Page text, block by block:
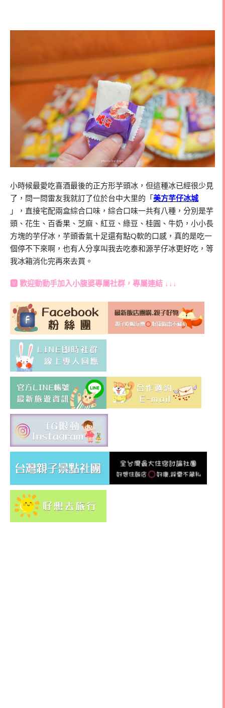
小時候最愛吃喜酒最後的正方形芋頭冰，但這種冰已經很少見
了，問一問雷友我就訂了位於台中大里的「美方芋仔冰城
」，直接宅配兩盒綜合口味，綜合口味一共有八種，分別是芋
頭、花生、百香果、芝麻、紅豆、綠豆、桂圓、牛奶，小小長
方塊的芋仔冰，芋頭香氣十足還有點Q軟的口感，真的是吃一
個停不下來啊，也有人分享叫我去吃泰和源芋仔冰更好吃，等
我冰箱消化完再來去買。
🆅 歡迎動動手加入小腹婆專屬社群 ，專屬連結 ↓↓↓